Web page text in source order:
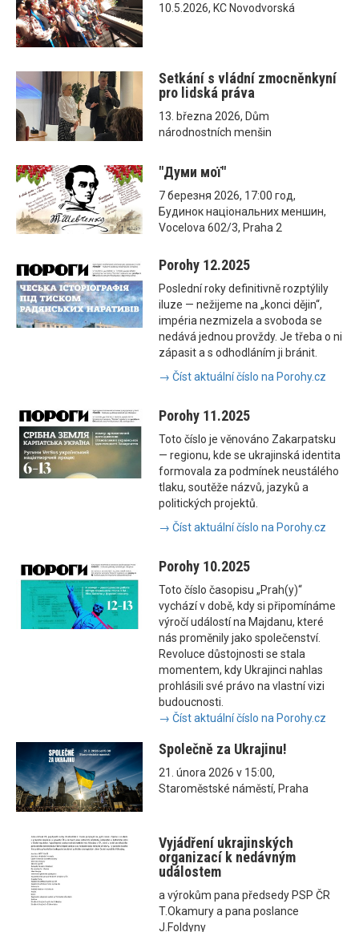
10.5.2026, KC Novodvorská
Setkání s vládní zmocněnkyní
pro lidská práva
13. března 2026, Dům
národnostních menšin
"Думи мої"
7 березня 2026, 17:00 год,
Будинок національних меншин,
Vocelova 602/3, Praha 2
Porohy 12.2025
Poslední roky definitivně rozptýlily
iluze — nežijeme na „konci dějin“,
impéria nezmizela a svoboda se
nedává jednou provždy. Je třeba o ni
zápasit a s odhodláním ji bránit.
→ Číst aktuální číslo na Porohy.cz
Porohy 11.2025
Toto číslo je věnováno Zakarpatsku
— regionu, kde se ukrajinská identita
formovala za podmínek neustálého
tlaku, soutěže názvů, jazyků a
politických projektů.
→ Číst aktuální číslo na Porohy.cz
Porohy 10.2025
Toto číslo časopisu „Prah(y)“
vychází v době, kdy si připomínáme
výročí událostí na Majdanu, které
nás proměnily jako společenství.
Revoluce důstojnosti se stala
momentem, kdy Ukrajinci nahlas
prohlásili své právo na vlastní vizi
budoucnosti.
→ Číst aktuální číslo na Porohy.cz
Společně za Ukrajinu!
21. února 2026 v 15:00,
Staroměstské náměstí, Praha
Vyjádření ukrajinských
organizací k nedávným
událostem
a výrokům pana předsedy PSP ČR
T.Okamury a pana poslance
J.Foldyny